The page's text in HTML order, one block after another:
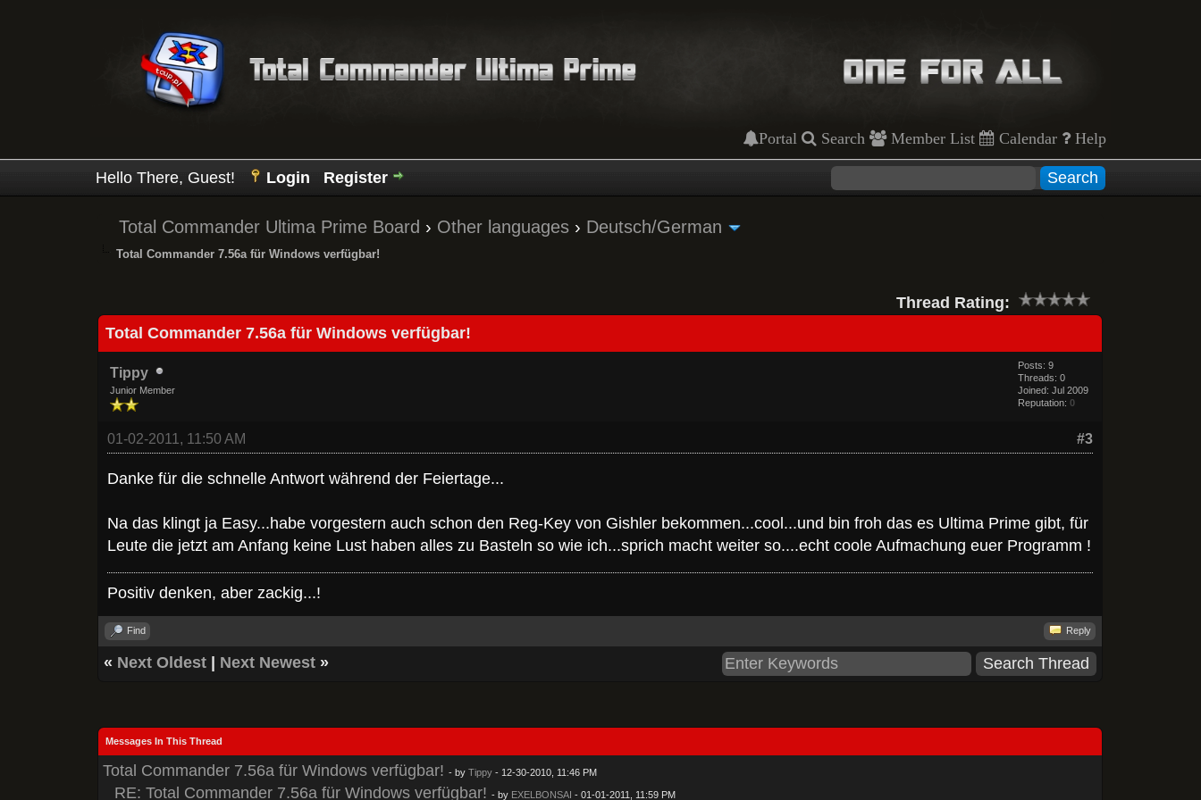
Portal Search Member List Calendar Help
Hello There, Guest! Login Register
Total Commander Ultima Prime Board › Other languages › Deutsch/German
Total Commander 7.56a für Windows verfügbar!
Thread Rating:
Total Commander 7.56a für Windows verfügbar!
Tippy
Junior Member
Posts: 9
Threads: 0
Joined: Jul 2009
Reputation:0
#3
01-02-2011, 11:50 AM
Danke für die schnelle Antwort während der Feiertage...
Na das klingt ja Easy...habe vorgestern auch schon den Reg-Key von Gishler bekommen...cool...und bin froh das es Ultima Prime gibt, für
Leute die jetzt am Anfang keine Lust haben alles zu Basteln so wie ich...sprich macht weiter so....echt coole Aufmachung euer Programm !
Positiv denken, aber zackig...!
Find Reply
« Next Oldest | Next Newest »
Messages In This Thread
Total Commander 7.56a für Windows verfügbar! - byTippy - 12-30-2010, 11:46 PM
RE: Total Commander 7.56a für Windows verfügbar! - by EXELBONSAI - 01-01-2011, 11:59 PM